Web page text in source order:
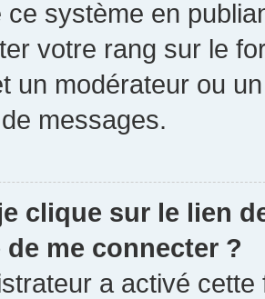
ce système en
votre rang sur le
un modérateur ou
messages.
clique sur le lien
de me connecter ?
a activé